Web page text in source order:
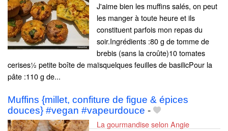
J'aime bien les muffins salés, on peut
les manger à toute heure et ils
constituent parfois mon repas du
soir.Ingrédients :80 g de tomme de
brebis (sans la croûte)10 tomates
cerises½ petite boîte de maïsquelques feuilles de basilicPour la
pâte :110 g de...
Muffins {millet, confiture de figue & épices
douces} #vegan #vapeurdouce -
La gourmandise selon Angie